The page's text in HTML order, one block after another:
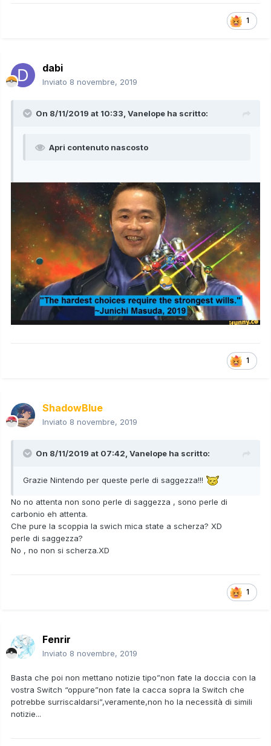
1
dabi
Inviato 8 novembre, 2019
On 8/11/2019 at 10:33, Vanelope ha scritto:
Apri contenuto nascosto
1
ShadowBlue
Inviato 8 novembre, 2019
On 8/11/2019 at 07:42, Vanelope ha scritto:
Grazie Nintendo per queste perle di saggezza!!!
No no attenta non sono perle di saggezza , sono perle di
carbonio eh attenta.
Che pure la scoppia la swich mica state a scherza? XD
perle di saggezza?
No , no non si scherza.XD
1
Fenrir
Inviato 8 novembre, 2019
Basta che poi non mettano notizie tipo”non fate la doccia con la
vostra Switch “oppure”non fate la cacca sopra la Switch che
potrebbe surriscaldarsi”,veramente,non ho la necessità di simili
notizie...